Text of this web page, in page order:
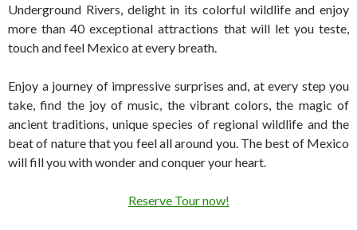
Underground Rivers, delight in its colorful wildlife and enjoy
more than 40 exceptional attractions that will let you teste,
touch and feel Mexico at every breath.
Enjoy a journey of impressive surprises and, at every step you
take, find the joy of music, the vibrant colors, the magic of
ancient traditions, unique species of regional wildlife and the
beat of nature that you feel all around you. The best of Mexico
will fill you with wonder and conquer your heart.
Reserve Tour now!